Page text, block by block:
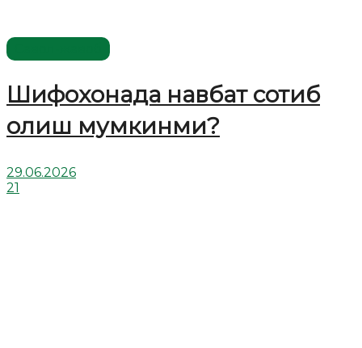
Шифохонада навбат сотиб
олиш мумкинми?
29.06.2026
21